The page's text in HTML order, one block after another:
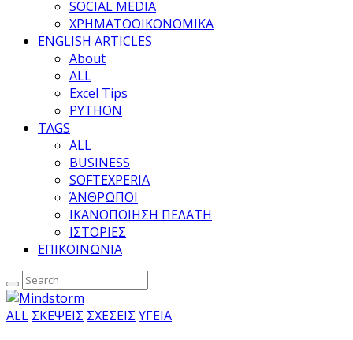
SOCIAL MEDIA
ΧΡΗΜΑΤΟΟΙΚΟΝΟΜΙΚΑ
ENGLISH ARTICLES
About
ALL
Excel Tips
PYTHON
TAGS
ALL
BUSINESS
SOFTEXPERIA
ΆΝΘΡΩΠΟΙ
ΙΚΑΝΟΠΟΙΗΣΗ ΠΕΛΑΤΗ
ΙΣΤΟΡΙΕΣ
ΕΠΙΚΟΙΝΩΝΙΑ
ALL ΣΚΕΨΕΙΣ ΣΧΕΣΕΙΣ ΥΓΕΙΑ